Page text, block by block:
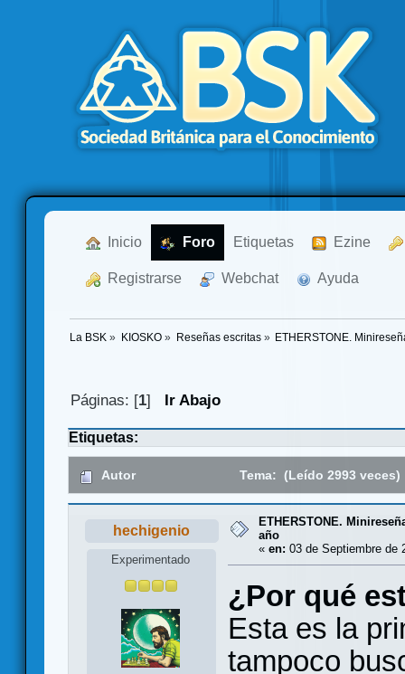
Inicio Foro Etiquetas Ezine
Registrarse Webchat Ayuda
La BSK » KIOSKO» Reseñas escritas» ETHERSTONE.
Páginas: [1] Ir Abajo
Etiquetas:
Autor Tema: (Leído 2993 veces)
hechigenio
Experimentado
ETHERSTONE.
año
« en: 03 de Septiembre de
¿Por qué
Esta es la
tampoco